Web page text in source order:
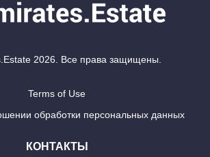
2026. Все права защищены.
Terms of Use
обработки персональных данных
КОНТАКТЫ